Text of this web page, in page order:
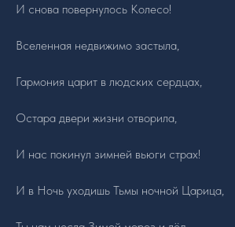
И снова повернулось Колесо!
Вселенная недвижимо застыла,
Гармония царит в людских сердцах,
Остара двери жизни отворила,
И нас покинул зимней вьюги страх!
И в Ночь уходишь Тьмы ночной Царица,